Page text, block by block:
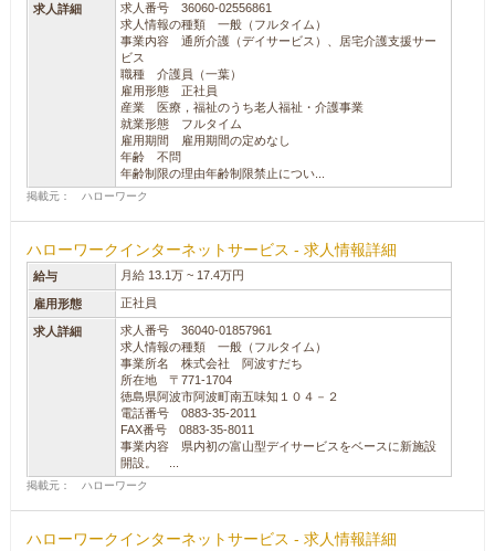
求人詳細
求人番号 36060-02556861
求人情報の種類 一般（フルタイム）
事業内容 通所介護（デイサービス）、居宅介護支援サー
ビス
職種 介護員（一葉）
雇用形態 正社員
産業 医療，福祉のうち老人福祉・介護事業
就業形態 フルタイム
雇用期間 雇用期間の定めなし
年齢 不問
年齢制限の理由年齢制限禁止につい...
掲載元： ハローワーク
ハローワークインターネットサービス - 求人情報詳細
給与 月給 13.1万 ~ 17.4万円
雇用形態 正社員
求人詳細
求人番号 36040-01857961
求人情報の種類 一般（フルタイム）
事業所名 株式会社 阿波すだち
所在地 〒771-1704
徳島県阿波市阿波町南五味知１０４－２
電話番号 0883-35-2011
FAX番号 0883-35-8011
事業内容 県内初の富山型デイサービスをベースに新施設
開設。 ...
掲載元： ハローワーク
ハローワークインターネットサービス - 求人情報詳細